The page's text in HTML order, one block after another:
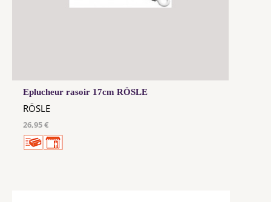
Eplucheur rasoir 17cm RÖSLE
RÖSLE
26,95 €